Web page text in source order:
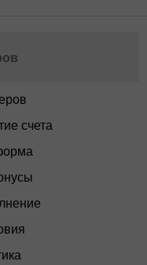
счета